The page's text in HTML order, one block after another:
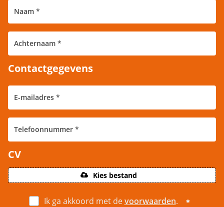
Contactgegevens
CV
Kies bestand
Ik ga akkoord met devoorwaarden.